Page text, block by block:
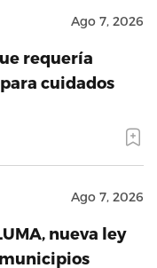
Ago 7, 2026
requería
cuidados
Ago 7, 2026
nueva ley